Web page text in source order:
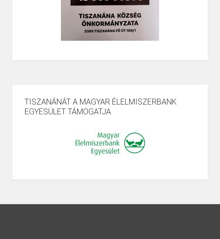
TISZANÁNÁT A MAGYAR ÉLELMISZERBANK
EGYESÜLET TÁMOGATJA.